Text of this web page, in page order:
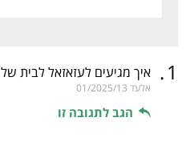
1
. איך מגיעים לעזאזאל לבית של 5 מיליון???
אלעד 01/2025/13
הגב לתגובה זו